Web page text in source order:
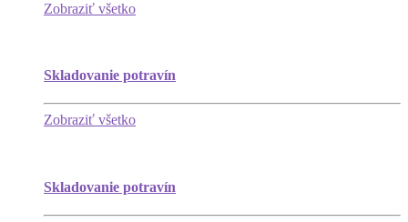
Zobraziť všetko
Skladovanie potravín
Zobraziť všetko
Skladovanie potravín